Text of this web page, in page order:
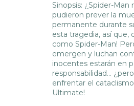
Sinopsis: ¿Spider-
pudieron prever la
permanente durante
esta tragedia, así que,
como Spider-Man!
emergen y luchan
inocentes estarán en
responsabilidad...
enfrentar el
Ultimate!